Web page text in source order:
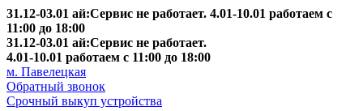
31.12-03.01 ай:Сервис не работает. 4.01-10.01 работаем с
11:00 до 18:00
31.12-03.01 ай:Сервис не работает.
4.01-10.01 работаем с 11:00 до 18:00
м. Павелецкая
Обратный звонок
Срочный выкуп устройства